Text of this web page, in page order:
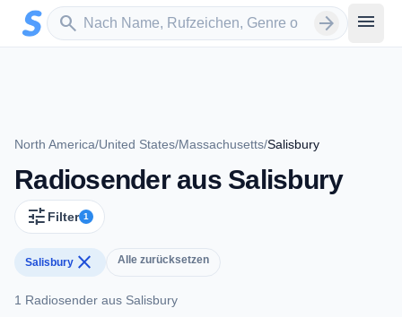
Zum Hauptinhalt springen
search
Sender suchen arrow_forward menu
North America/United States/Massachusetts/Salisbury
Radiosender aus Salisbury
tune Filter 1
Salisbury close Alle zurücksetzen
1 Radiosender aus Salisbury